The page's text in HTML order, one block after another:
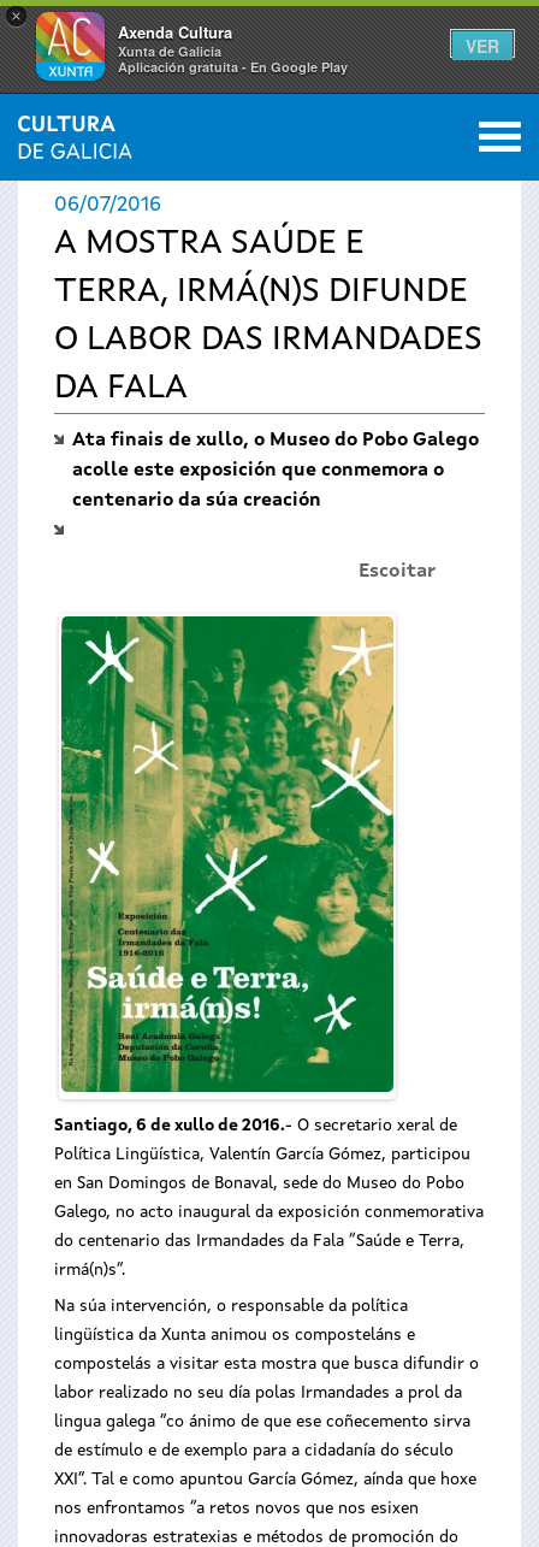
×
Axenda Cultura
Xunta de Galicia
Aplicación gratuíta - En Google Play
VER
Vostede
está
aquí
INICIO › ACTUALIDADE 0
06/07/2016
A MOSTRA SAÚDE E
TERRA, IRMÁ(N)S DIFUNDE
O LABOR DAS IRMANDADES
DA FALA
Ata finais de xullo, o Museo do Pobo Galego
acolle este exposición que conmemora o
centenario da súa creación
Escoitar
Santiago, 6 de xullo de 2016.- O secretario xeral de
Política Lingüística, Valentín García Gómez, participou
en San Domingos de Bonaval, sede do Museo do Pobo
Galego, no acto inaugural da exposición conmemorativa
do centenario das Irmandades da Fala “Saúde e Terra,
irmá(n)s”.
Na súa intervención, o responsable da política
lingüística da Xunta animou os composteláns e
compostelás a visitar esta mostra que busca difundir o
labor realizado no seu día polas Irmandades a prol da
lingua galega ”co ánimo de que ese coñecemento sirva
de estímulo e de exemplo para a cidadanía do século
XXI”. Tal e como apuntou García Gómez, aínda que hoxe
nos enfrontamos “a retos novos que nos esixen
innovadoras estratexias e métodos de promoción do